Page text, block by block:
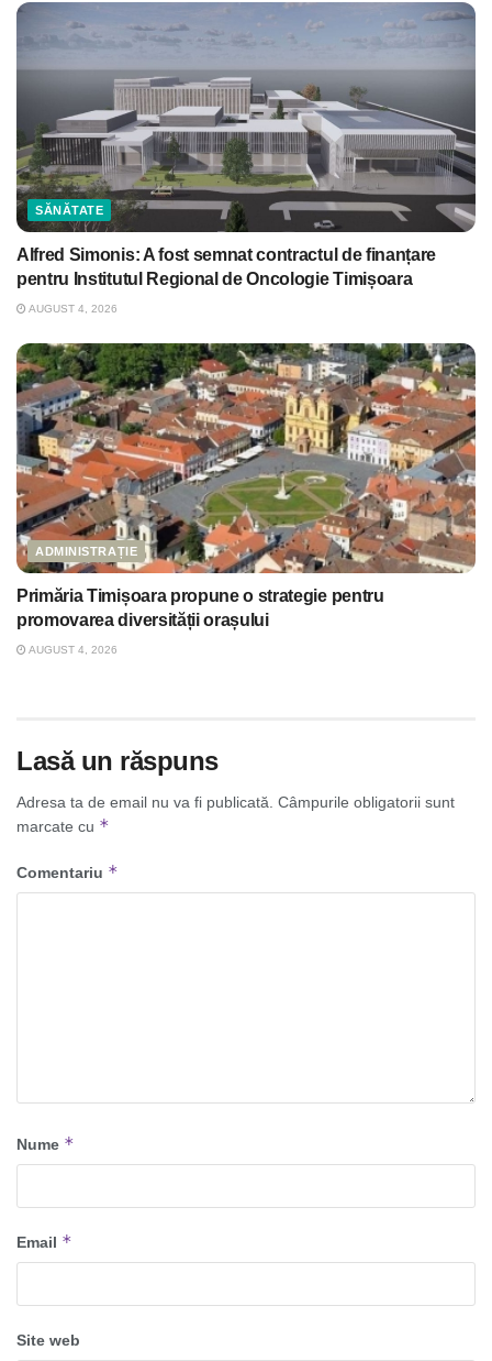
SĂNĂTATE
Alfred Simonis: A fost semnat contractul de finanțare
pentru Institutul Regional de Oncologie Timișoara
AUGUST 4, 2026
ADMINISTRAȚIE
Primăria Timișoara propune o strategie pentru
promovarea diversității orașului
AUGUST 4, 2026
Lasă un răspuns
Adresa ta de email nu va fi publicată. Câmpurile obligatorii sunt
marcate cu *
Comentariu *
Nume *
Email *
Site web